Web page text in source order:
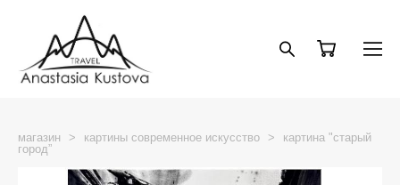
магазин > картины современное искусство >
картина "старый
город”